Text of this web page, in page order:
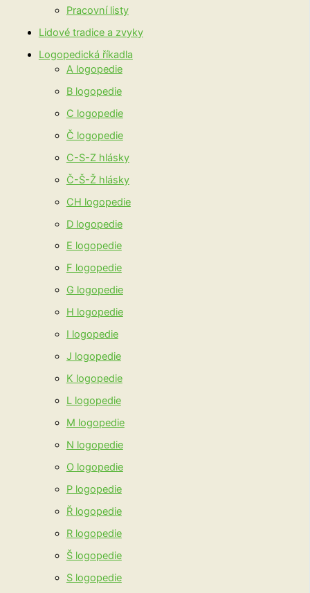
Pracovní listy
Lidové tradice a zvyky
Logopedická říkadla
A logopedie
B logopedie
C logopedie
Č logopedie
C-S-Z hlásky
Č-Š-Ž hlásky
CH logopedie
D logopedie
E logopedie
F logopedie
G logopedie
H logopedie
I logopedie
J logopedie
K logopedie
L logopedie
M logopedie
N logopedie
O logopedie
P logopedie
Ř logopedie
R logopedie
Š logopedie
S logopedie